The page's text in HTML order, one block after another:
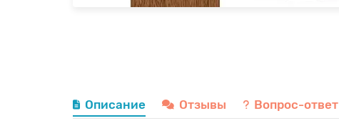
Описание Отзывы Вопрос-ответ